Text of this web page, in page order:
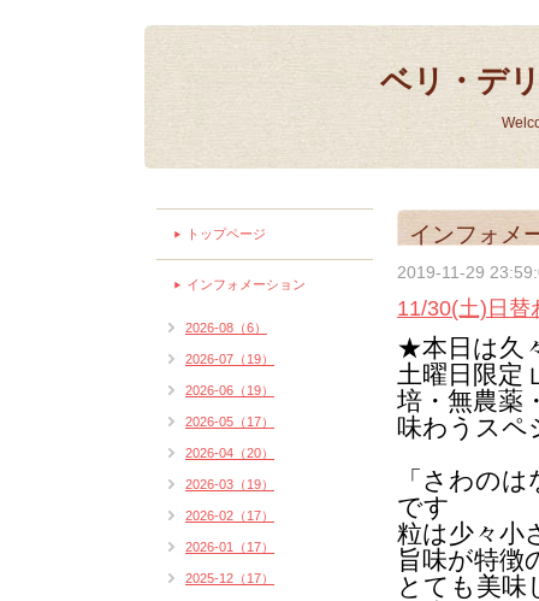
ベリ・デ
インフォメ
2019-11-29
11/30(土)日
★本日は久
土曜日限定
培・無農薬
味わうスペ
「さわの
です
粒は少々小
旨味が特徴
とても美味
トップページ
インフォメーション
2026-08（6）
2026-07（19）
2026-06（19）
2026-05（17）
2026-04（20）
2026-03（19）
2026-02（17）
2026-01（17）
2025-12（17）